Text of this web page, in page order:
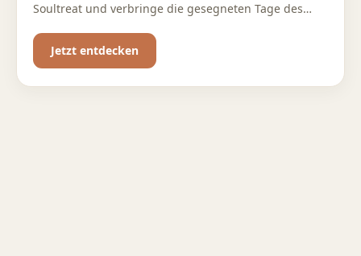
Soultreat und verbringe die gesegneten Tage des
eine organisierte Umra-Reise mit deutschsprachiger
Betreuung, gemeinschaftlichen Programmpunkten
Jetzt entdecken